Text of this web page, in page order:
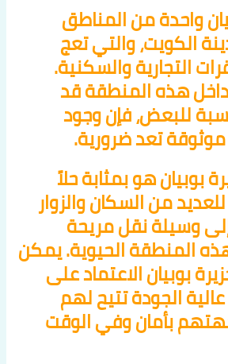
واحدة من المناطق
الكويت، والتي تعج
التجارية والسكنية.
داخل هذه المنطقة قد
للبعض، فإن وجود
تعد ضرورية.
بوبيان هو بمثابة حلاً
من السكان والزوار
وسيلة نقل مريحة
المنطقة الحيوية. يمكن
بوبيان الاعتماد على
الجودة تتيح لهم
بأمان وفي الوقت